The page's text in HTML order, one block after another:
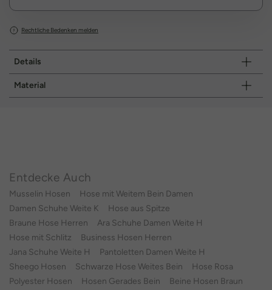
Rechtliche Bedenken melden
Details
Material
Entdecke Auch
Musselin Hosen
Hose mit Weitem Bein Damen
Damen Schuhe Weite K
Hose aus Spitze
Braune Hose Herren
Ara Schuhe Damen Weite H
Hose mit Schlitz
Business Hosen Herren
Jana Schuhe Weite H
Pantoletten Damen Weite H
Sheego Hosen
Schwarze Hose Weites Bein
Hose Rosa
Polyester Hosen
Hosen Gerades Bein
Beine Hosen Braun